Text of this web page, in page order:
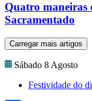
Quatro maneiras
Sacramentado
Carregar mais artigos
Sábado 8 Agosto
Festividade do